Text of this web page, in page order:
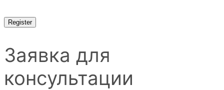
Register
Заявка для
консультации